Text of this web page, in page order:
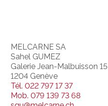
MELCARNE SA
Sahel GUMEZ
Galerie Jean-Malbuisson 15
1204 Genève
Tél.022 797 17 37
Mob.079 139 73 68